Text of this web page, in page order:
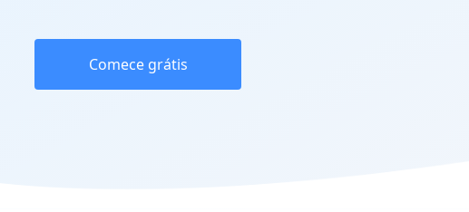
Comece grátis